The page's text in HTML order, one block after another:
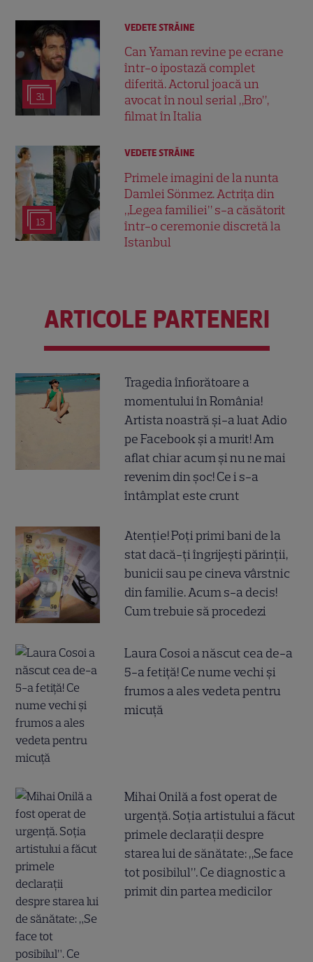
31
VEDETE STRĂINE
Can Yaman revine pe ecrane
într-o ipostază complet
diferită. Actorul joacă un
avocat în noul serial „Bro”,
filmat în Italia
13
VEDETE STRĂINE
Primele imagini de la nunta
Damlei Sönmez. Actrița din
„Legea familiei” s-a căsătorit
într-o ceremonie discretă la
Istanbul
ARTICOLE PARTENERI
Tragedia înfiorătoare a
momentului în România!
Artista noastră și-a luat Adio
pe Facebook și a murit! Am
aflat chiar acum și nu ne mai
revenim din șoc! Ce i s-a
întâmplat este crunt
Atenție! Poți primi bani de la
stat dacă-ți îngrijești părinții,
bunicii sau pe cineva vârstnic
din familie. Acum s-a decis!
Cum trebuie să procedezi
Laura Cosoi a născut cea de-a
5-a fetiță! Ce nume vechi și
frumos a ales vedeta pentru
micuță
Mihai Onilă a fost operat de
urgență. Soția artistului a făcut
primele declarații despre
starea lui de sănătate: „Se face
tot posibilul”. Ce diagnostic a
primit din partea medicilor